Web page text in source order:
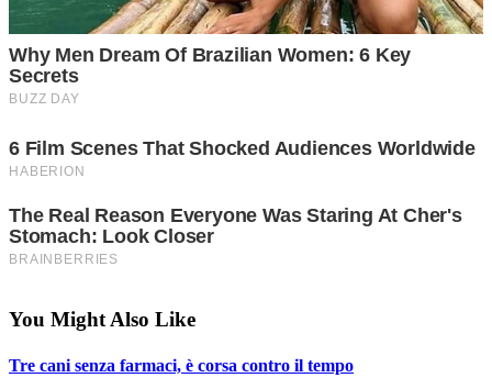
You Might Also Like
Tre cani senza farmaci, è corsa contro il tempo